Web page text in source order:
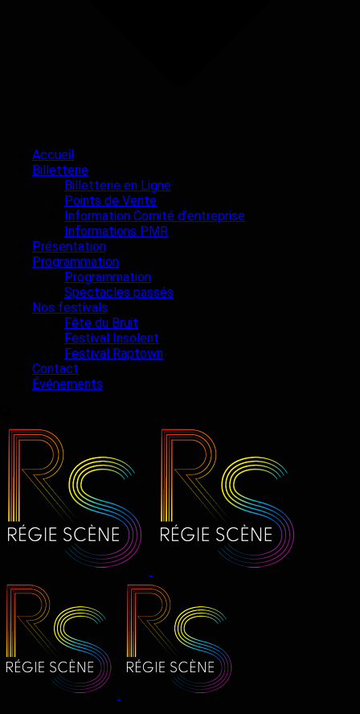
Accueil
Billetterie
Billetterie en Ligne
Points de Vente
Information Comité d’entreprise
Informations PMR
Présentation
Programmation
Programmation
Spectacles passés
Nos festivals
Fête du Bruit
Festival Insolent
Festival Raptown
Contact
Événements